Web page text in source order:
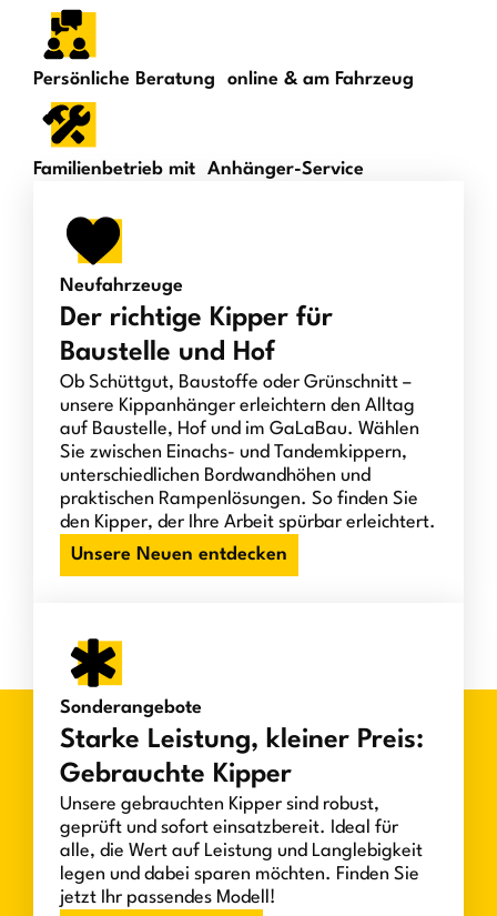
Persönliche Beratung online & am Fahrzeug
Familienbetrieb mit Anhänger-Service
Neufahrzeuge
Der richtige Kipper für
Baustelle und Hof
Ob Schüttgut, Baustoffe oder Grünschnitt –
unsere Kippanhänger erleichtern den Alltag
auf Baustelle, Hof und im GaLaBau. Wählen
Sie zwischen Einachs- und Tandemkippern,
unterschiedlichen Bordwandhöhen und
praktischen Rampenlösungen. So finden Sie
den Kipper, der Ihre Arbeit spürbar erleichtert.
Unsere Neuen entdecken
Sonderangebote
Starke Leistung, kleiner Preis:
Gebrauchte Kipper
Unsere gebrauchten Kipper sind robust,
geprüft und sofort einsatzbereit. Ideal für
alle, die Wert auf Leistung und Langlebigkeit
legen und dabei sparen möchten. Finden Sie
jetzt Ihr passendes Modell!